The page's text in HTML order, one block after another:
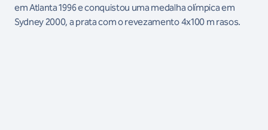
em Atlanta 1996 e conquistou uma medalha olímpica em
Sydney 2000, a prata com o revezamento 4x100 m rasos.